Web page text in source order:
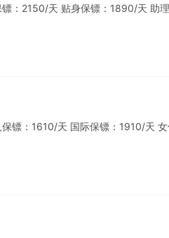
：2150/天 贴身保镖：1890/天 助
镖：1610/天 国际保镖：1910/天 女